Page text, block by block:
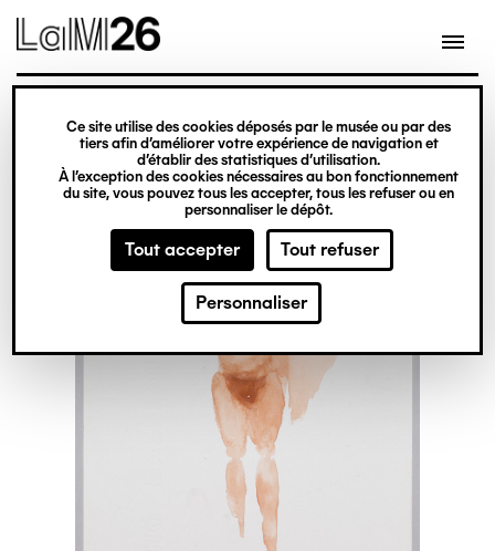
Gestion des cookies
Ce site utilise des cookies déposés par le musée ou par des
tiers afin d’améliorer votre expérience de navigation et
d’établir des statistiques d’utilisation.
À l’exception des cookies nécessaires au bon fonctionnement
du site, vous pouvez tous les accepter, tous les refuser ou en
personnaliser le dépôt.
Tout accepter Tout refuser
Personnaliser
contenu